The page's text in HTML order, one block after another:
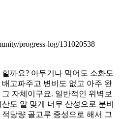
progress-log/131020538
까요? 아무거나 먹어도 소화도
고파주고 변비도 없고 아주 완
자체이구요. 일반적인 위벽보
도 알 맞게 너무 산성으로 분비
당량 골고루 중성으로 해서 그